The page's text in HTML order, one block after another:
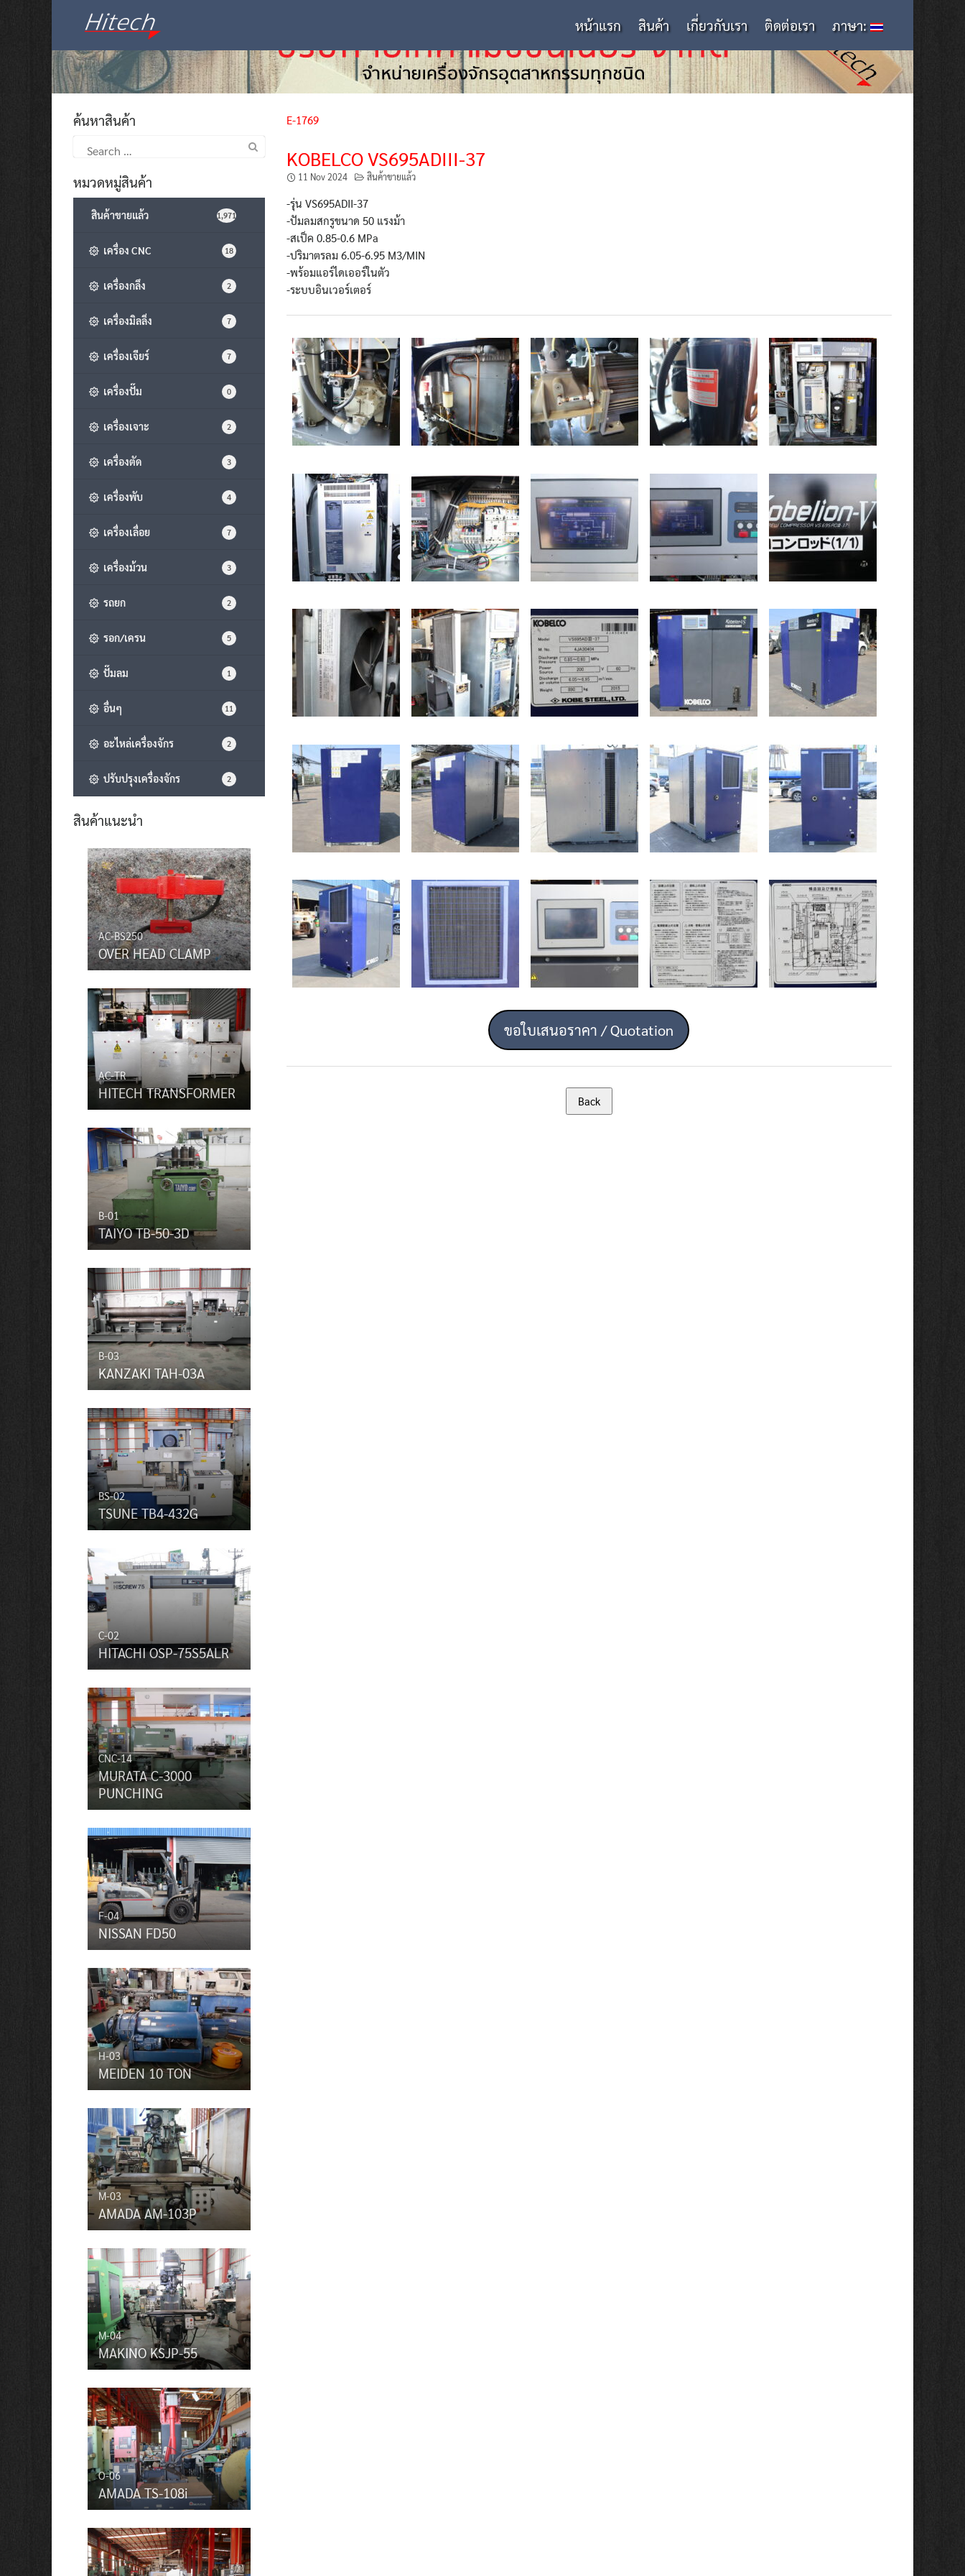
หน้าแรก สินค้า เกี่ยวกับเรา ติดต่อเรา ภาษา:
E-1769
KOBELCO VS695ADIII-37
11 Nov 2024 สินค้าขายแล้ว
-รุ่น VS695ADII-37
-ปัมลมสกรูขนาด 50 แรงม้า
-สเป็ค 0.85-0.6 MPa
-ปริมาตรลม 6.05-6.95 M3/MIN
-พร้อมแอร์ไดเออร์ในตัว
-ระบบอินเวอร์เตอร์
ขอใบเสนอราคา / Quotation
ค้นหาสินค้า
for:
หมวดหมู่สินค้า
สินค้าขายแล้ว 1,971
เครื่อง CNC 18
เครื่องกลึง 2
เครื่องมิลลิ่ง 7
เครื่องเจียร์ 7
เครื่องปั๊ม 0
เครื่องเจาะ 2
เครื่องตัด 3
เครื่องพับ 4
เครื่องเลื่อย 7
เครื่องม้วน 3
รถยก 2
รอก/เครน 5
ปั๊มลม 1
อื่นๆ 11
อะไหล่เครื่องจักร 2
ปรับปรุงเครื่องจักร 2
สินค้าแนะนำ
AC-BS250
OVER HEAD CLAMP
AC-TR
HITECH TRANSFORMER
B-01
TAIYO TB-50-3D
B-03
KANZAKI TAH-03A
BS-02
TSUNE TB4-432G
C-02
HITACHI OSP-75S5ALR
CNC-14
MURATA C-3000
PUNCHING
F-04
NISSAN FD50
H-03
MEIDEN 10 TON
M-03
AMADA AM-103P
M-04
MAKINO KSJP-55
O-06
AMADA TS-108i